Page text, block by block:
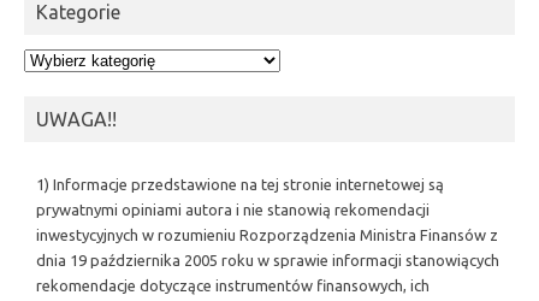
Kategorie
Kategorie
UWAGA!!
1) Informacje przedstawione na tej stronie internetowej są
prywatnymi opiniami autora i nie stanowią rekomendacji
inwestycyjnych w rozumieniu Rozporządzenia Ministra Finansów z
dnia 19 października 2005 roku w sprawie informacji stanowiących
rekomendacje dotyczące instrumentów finansowych, ich